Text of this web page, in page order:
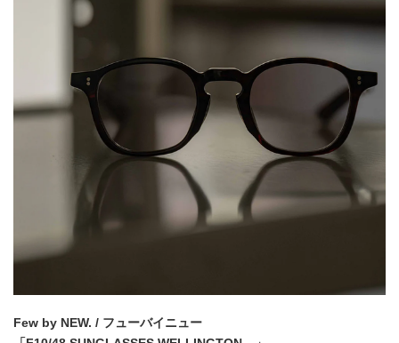
Few by NEW. / フューバイニュー